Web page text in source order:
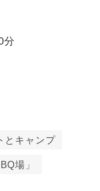
分
とキャンプ
場」